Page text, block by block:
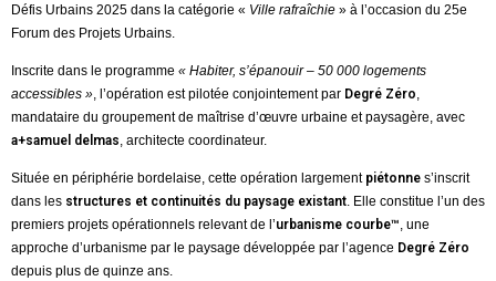
Défis Urbains 2025 dans la catégorie « Ville rafraîchie » à l’occasion du 25e
Forum des Projets Urbains.
Inscrite dans le programme « Habiter, s’épanouir – 50 000 logements
accessibles », l’opération est pilotée conjointement par Degré Zéro,
mandataire du groupement de maîtrise d’œuvre urbaine et paysagère, avec
a+samuel delmas, architecte coordinateur.
Située en périphérie bordelaise, cette opération largement piétonne s’inscrit
dans les structures et continuités du paysage existant. Elle constitue l’un des
premiers projets opérationnels relevant de l’urbanisme courbe™, une
approche d’urbanisme par le paysage développée par l’agence Degré Zéro
depuis plus de quinze ans.